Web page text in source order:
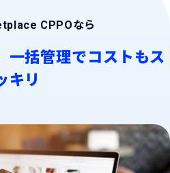
CPPOなら
一括管理でコストもス
キリ